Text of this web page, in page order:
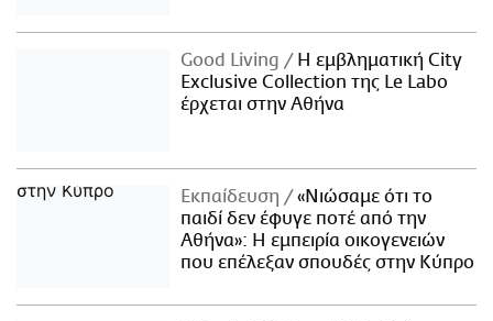
Good Living
Η εμβληματική City
Exclusive Collection της Le Labo
έρχεται στην Αθήνα
Εκπαίδευση
«Νιώσαμε ότι το
παιδί δεν έφυγε ποτέ από την
Αθήνα»: Η εμπειρία οικογενειών
που επέλεξαν σπουδές στην Κύπρο